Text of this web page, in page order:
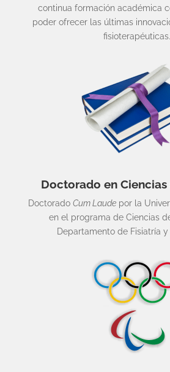
continua formación académica
poder ofrecer las últimas
fisioterapéuticas.
Doctorado en
DoctoradoCum Laude por la
en el programa de Ciencias
Departamento de Fisiatría y